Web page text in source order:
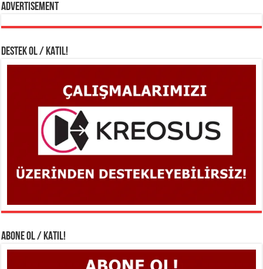
Advertisement
DESTEK OL / KATIL!
ABONE OL / KATIL!